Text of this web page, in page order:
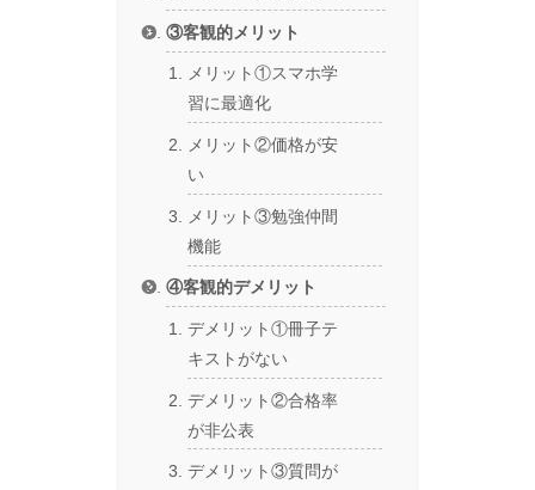
③客観的メリット
メリット①スマホ学
習に最適化
メリット②価格が安
い
メリット③勉強仲間
機能
④客観的デメリット
デメリット①冊子テ
キストがない
デメリット②合格率
が非公表
デメリット③質問が